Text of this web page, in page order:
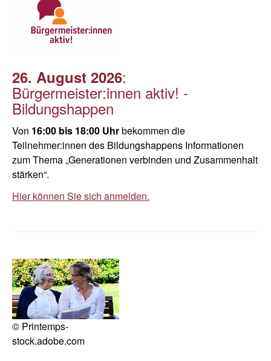
26. August 2026:
Bürgermeister:innen aktiv! -
Bildungshappen
Von 16:00 bis 18:00 Uhrbekommen die
Teilnehmer:innen des Bildungshappens Informationen
zum Thema „Generationen verbinden und Zusammenhalt
stärken“.
Hier können Sie sich anmelden.
© Printemps-
stock.adobe.com